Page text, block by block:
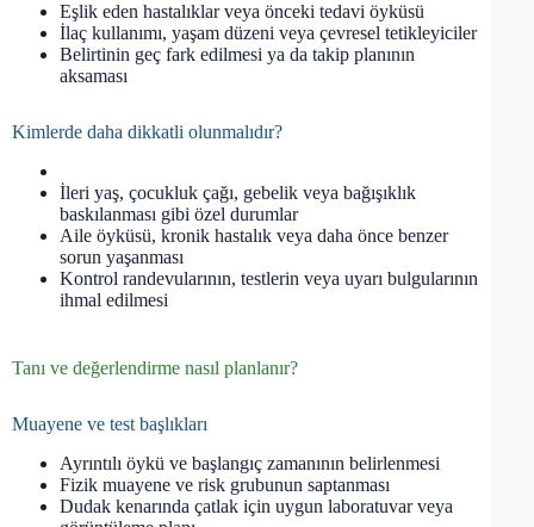
Eşlik eden hastalıklar veya önceki tedavi öyküsü
İlaç kullanımı, yaşam düzeni veya çevresel tetikleyiciler
Belirtinin geç fark edilmesi ya da takip planının
aksaması
Kimlerde daha dikkatli olunmalıdır?
İleri yaş, çocukluk çağı, gebelik veya bağışıklık
baskılanması gibi özel durumlar
Aile öyküsü, kronik hastalık veya daha önce benzer
sorun yaşanması
Kontrol randevularının, testlerin veya uyarı bulgularının
ihmal edilmesi
Tanı ve değerlendirme nasıl planlanır?
Muayene ve test başlıkları
Ayrıntılı öykü ve başlangıç zamanının belirlenmesi
Fizik muayene ve risk grubunun saptanması
Dudak kenarında çatlak için uygun laboratuvar veya